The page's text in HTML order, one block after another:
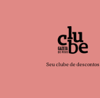
Seu clube de descontos